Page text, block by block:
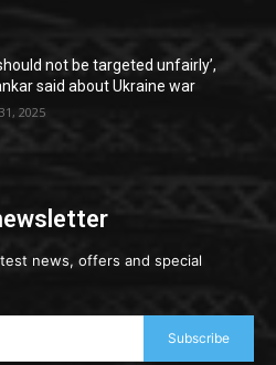
not be targeted unfairly’,
said about Ukraine war
2025
news, offers and special
Subscribe